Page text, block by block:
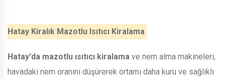
Hatay Kiralık Mazotlu Isıtıcı Kiralama
Hatay'da mazotlu ısıtıcı kiralama ve nem alma makineleri,
havadaki nem oranını düşürerek ortamı daha kuru ve sağlıklı